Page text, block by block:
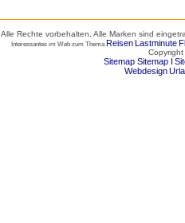
Alle Rechte vorbehalten. Alle Marken sind
Interessantes im Web zum ThemaReisenLastminute
Sitemap Sitemap I
Webdesign